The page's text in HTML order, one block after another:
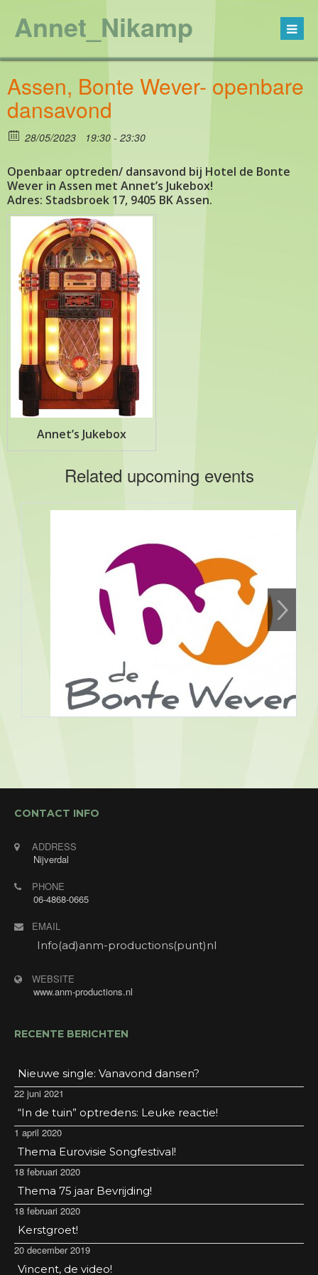
Annet_Nikamp
Assen, Bonte Wever- openbare
dansavond
28/05/2023 19:30 - 23:30
Openbaar optreden/ dansavond bij Hotel de Bonte
Wever in Assen met Annet’s Jukebox!
Adres: Stadsbroek 17, 9405 BK Assen.
Annet’s Jukebox
Related upcoming events
Assen, Bonte Wever
09/08/2026 19:30 - 09/08/2026
23:30
Openbaar optreden. Muziek/ dansavond bij Hotel
de Bonte Wever in Assen met Annet's Jukebox! De
daar zoek ik de mooiste liedjes uit om te zingen.
Ook voor alleen deze avond ben je van harte
niet- hotelgasten verkrijgbaar in de hal.
Adres: Stadsbroek 17, 9405 BK Assen.
CONTACT INFO
ADDRESS
Nijverdal
PHONE
06-4868-0665
EMAIL
Info(ad)anm-productions(punt)nl
WEBSITE
www.anm-productions.nl
RECENTE BERICHTEN
Nieuwe single: Vanavond dansen?
22 juni 2021
“In de tuin” optredens: Leuke reactie!
1 april 2020
Thema Eurovisie Songfestival!
18 februari 2020
Thema 75 jaar Bevrijding!
18 februari 2020
Kerstgroet!
20 december 2019
Vincent, de video!